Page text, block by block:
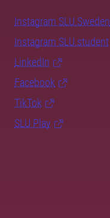
Instagram SLU.Sweden
Instagram SLU.student
LinkedIn
Facebook
TikTok
SLU Play